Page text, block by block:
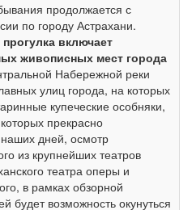
продолжается с
по городу Астрахани.
включает
живописных мест города
Набережной реки
улиц города, на которых
купеческие особняки,
прекрасно
дней, осмотр
из крупнейших театров
театра оперы и
в рамках обзорной
будет возможность окунуться